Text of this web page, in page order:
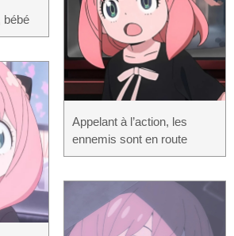
bébé
Appelant à l’action, les
ennemis sont en route